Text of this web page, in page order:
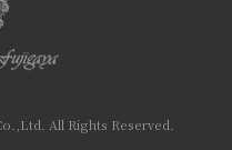
All Rights Reserved.